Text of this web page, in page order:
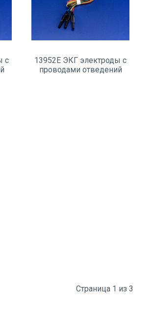
с
13952E ЭКГ электроды с
проводами отведений
Страница 1 из 3